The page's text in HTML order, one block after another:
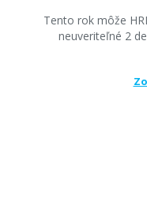
Tento rok môže
neuveriteľné 2